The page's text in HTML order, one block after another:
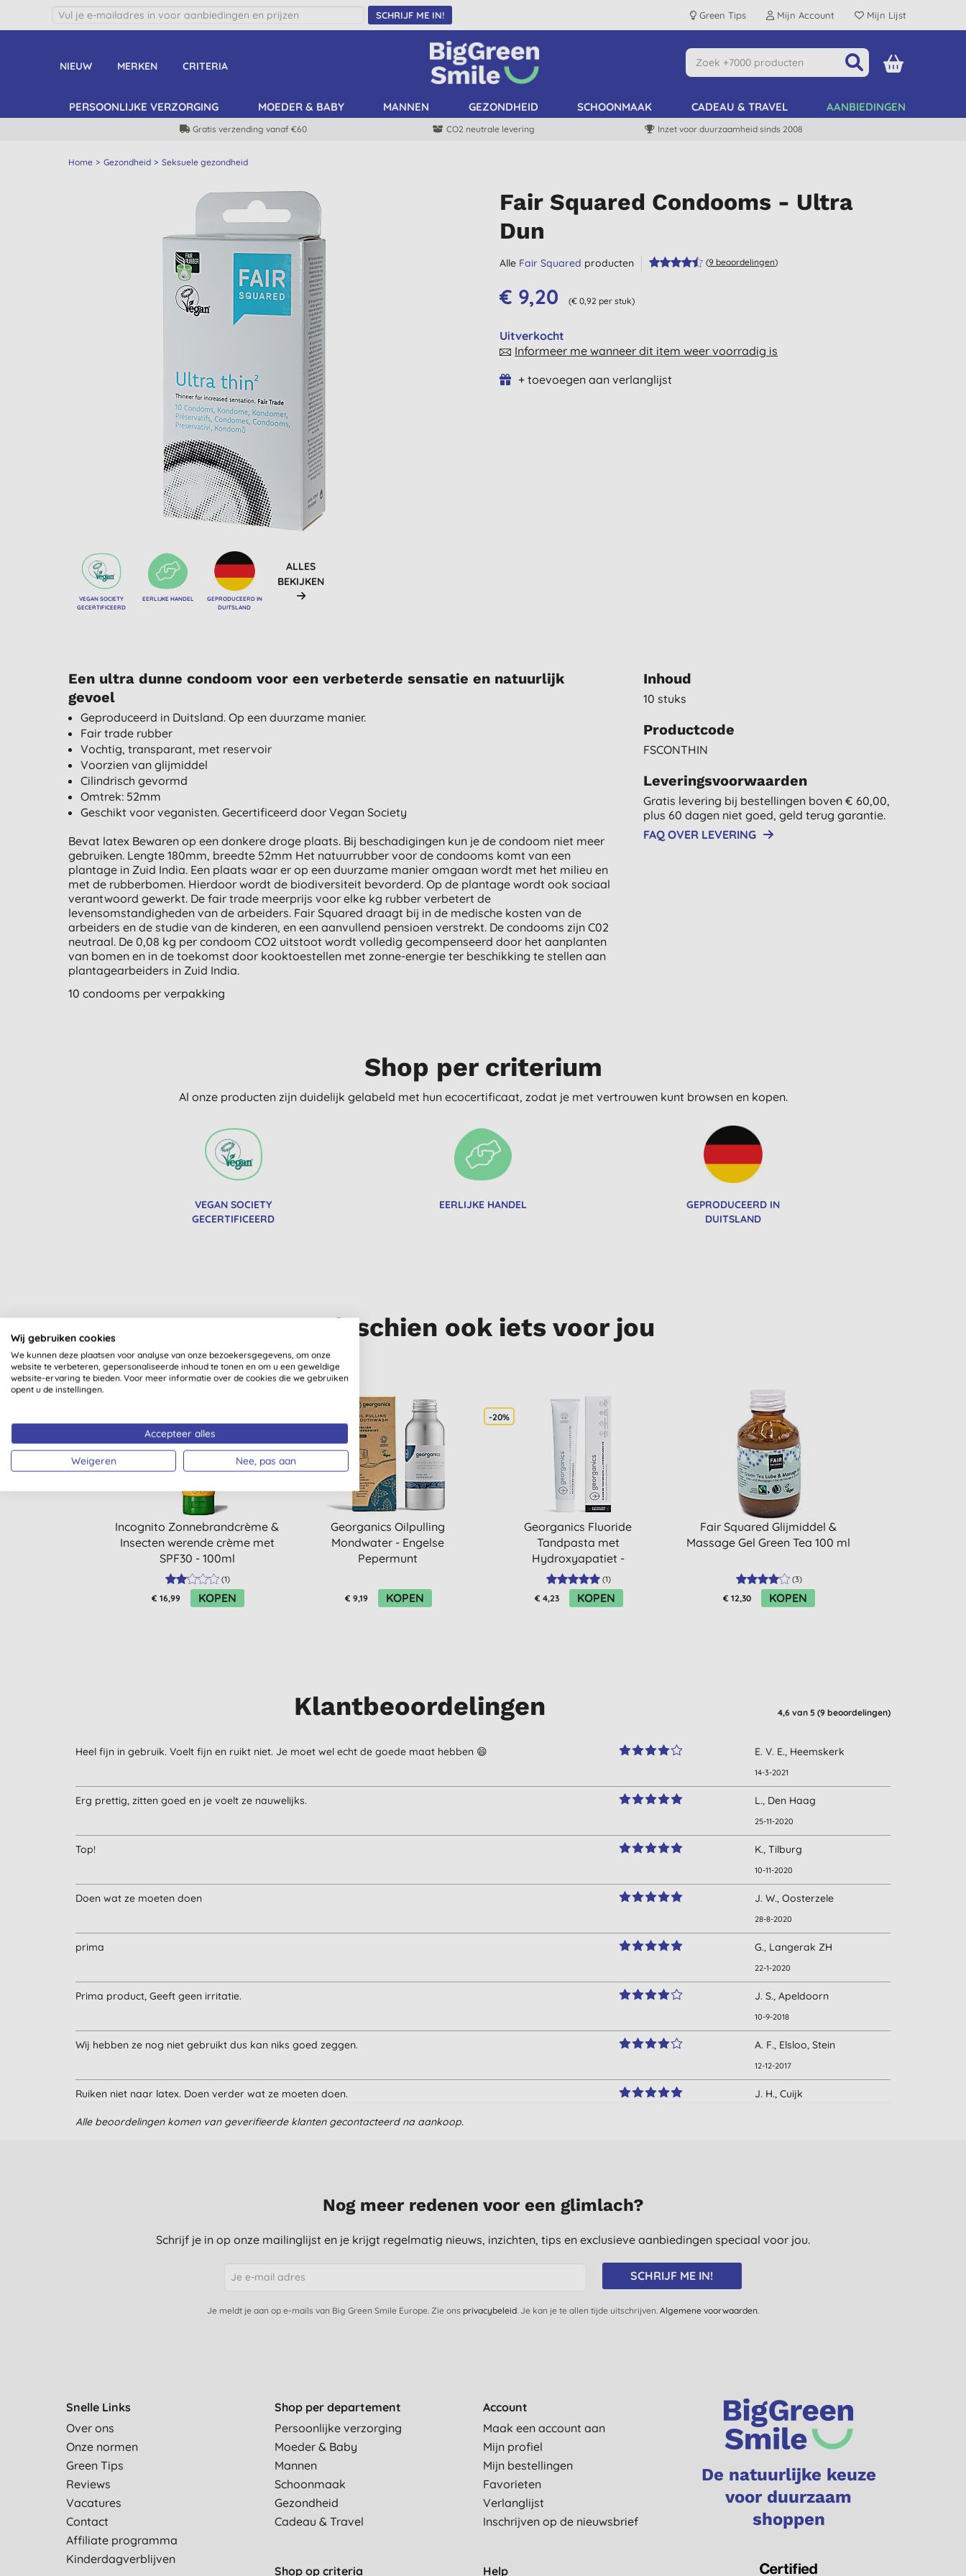
SCHRIJF ME IN! Green Tips Mijn Account Mijn Lijst
NIEUW MERKEN CRITERIA
PERSOONLIJKE VERZORGING MOEDER & BABY MANNEN GEZONDHEID SCHOONMAAK CADEAU & TRAVEL AANBIEDINGEN
Gratis verzending vanaf €60 CO2 neutrale levering Inzet voor duurzaamheid sinds 2008
Home Gezondheid Seksuele gezondheid
VEGAN SOCIETY
GECERTIFICEERD
EERLIJKE HANDEL
GEPRODUCEERD IN
DUITSLAND
ALLES
BEKIJKEN
Fair Squared Condooms - Ultra
Dun
Alle Fair Squared producten (9 beoordelingen)
€ 9,20 (€ 0,92 per stuk)
Uitverkocht
Informeer me wanneer dit item weer voorradig is
+ toevoegen aan verlanglijst
Een ultra dunne condoom voor een verbeterde sensatie en natuurlijk
gevoel
Geproduceerd in Duitsland. Op een duurzame manier.
Fair trade rubber
Vochtig, transparant, met reservoir
Voorzien van glijmiddel
Cilindrisch gevormd
Omtrek: 52mm
Geschikt voor veganisten. Gecertificeerd door Vegan Society
Bevat latex Bewaren op een donkere droge plaats. Bij beschadigingen kun je de condoom niet meer
gebruiken. Lengte 180mm, breedte 52mm Het natuurrubber voor de condooms komt van een
plantage in Zuid India. Een plaats waar er op een duurzame manier omgaan wordt met het milieu en
met de rubberbomen. Hierdoor wordt de biodiversiteit bevorderd. Op de plantage wordt ook sociaal
verantwoord gewerkt. De fair trade meerprijs voor elke kg rubber verbetert de
levensomstandigheden van de arbeiders. Fair Squared draagt bij in de medische kosten van de
arbeiders en de studie van de kinderen, en een aanvullend pensioen verstrekt. De condooms zijn C02
neutraal. De 0,08 kg per condoom CO2 uitstoot wordt volledig gecompenseerd door het aanplanten
van bomen en in de toekomst door kooktoestellen met zonne-energie ter beschikking te stellen aan
plantagearbeiders in Zuid India.
10 condooms per verpakking
Inhoud
10 stuks
Productcode
FSCONTHIN
Leveringsvoorwaarden
Gratis levering bij bestellingen boven € 60,00,
plus 60 dagen niet goed, geld terug garantie.
FAQ OVER LEVERING
Shop per criterium
Al onze producten zijn duidelijk gelabeld met hun ecocertificaat, zodat je met vertrouwen kunt browsen en kopen.
VEGAN SOCIETY
GECERTIFICEERD
EERLIJKE HANDEL
GEPRODUCEERD IN
DUITSLAND
Misschien ook iets voor jou
Incognito Zonnebrandcrème &
Insecten werende crème met
SPF30 - 100ml
(1)
€ 16,99 KOPEN
Georganics Oilpulling
Mondwater - Engelse
Pepermunt
€ 9,19 KOPEN
-20%
Georganics Fluoride
Tandpasta met
Hydroxyapatiet -
Geactiveerde Houtskool
(1)
€ 4,23 KOPEN
Fair Squared Glijmiddel &
Massage Gel Green Tea 100 ml
(3)
€ 12,30 KOPEN
Klantbeoordelingen 4,6 van 5 (9 beoordelingen)
Heel fijn in gebruik. Voelt fijn en ruikt niet. Je moet wel echt de goede maat hebben 😄 E. V. E., Heemskerk
14-3-2021
Erg prettig, zitten goed en je voelt ze nauwelijks. L., Den Haag
25-11-2020
Top! K., Tilburg
10-11-2020
Doen wat ze moeten doen J. W., Oosterzele
28-8-2020
prima G., Langerak ZH
22-1-2020
Prima product, Geeft geen irritatie. J. S., Apeldoorn
10-9-2018
Wij hebben ze nog niet gebruikt dus kan niks goed zeggen. A. F., Elsloo, Stein
12-12-2017
Ruiken niet naar latex. Doen verder wat ze moeten doen. J. H., Cuijk
Alle beoordelingen komen van geverifieerde klanten gecontacteerd na aankoop.
Nog meer redenen voor een glimlach?
Schrijf je in op onze mailinglijst en je krijgt regelmatig nieuws, inzichten, tips en exclusieve aanbiedingen speciaal voor jou.
SCHRIJF ME IN!
Je meldt je aan op e-mails van Big Green Smile Europe. Zie ons privacybeleid. Je kan je te allen tijde uitschrijven. Algemene voorwaarden.
Snelle Links
Over ons
Onze normen
Green Tips
Reviews
Vacatures
Contact
Affiliate programma
Kinderdagverblijven
Shop per departement
Persoonlijke verzorging
Moeder & Baby
Mannen
Schoonmaak
Gezondheid
Cadeau & Travel
Shop op criteria
Account
Maak een account aan
Mijn profiel
Mijn bestellingen
Favorieten
Verlanglijst
Inschrijven op de nieuwsbrief
Help
De natuurlijke keuze
voor duurzaam
shoppen
Wij gebruiken cookies
We kunnen deze plaatsen voor analyse van onze bezoekersgegevens, om onze
website te verbeteren, gepersonaliseerde inhoud te tonen en om u een geweldige
website-ervaring te bieden. Voor meer informatie over de cookies die we gebruiken
opent u de instellingen.
Accepteer alles
Weigeren Nee, pas aan